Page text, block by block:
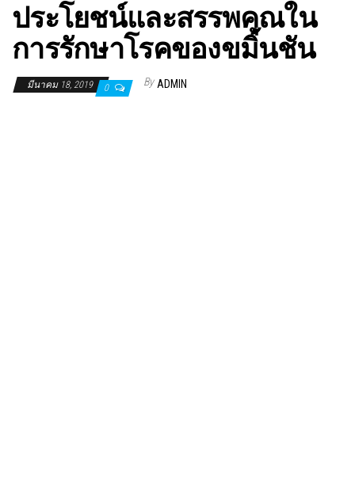
ประโยชน์และสรรพคุณใน
การรักษาโรคของขมิ้นชัน
มีนาคม 18, 2019 0 By ADMIN